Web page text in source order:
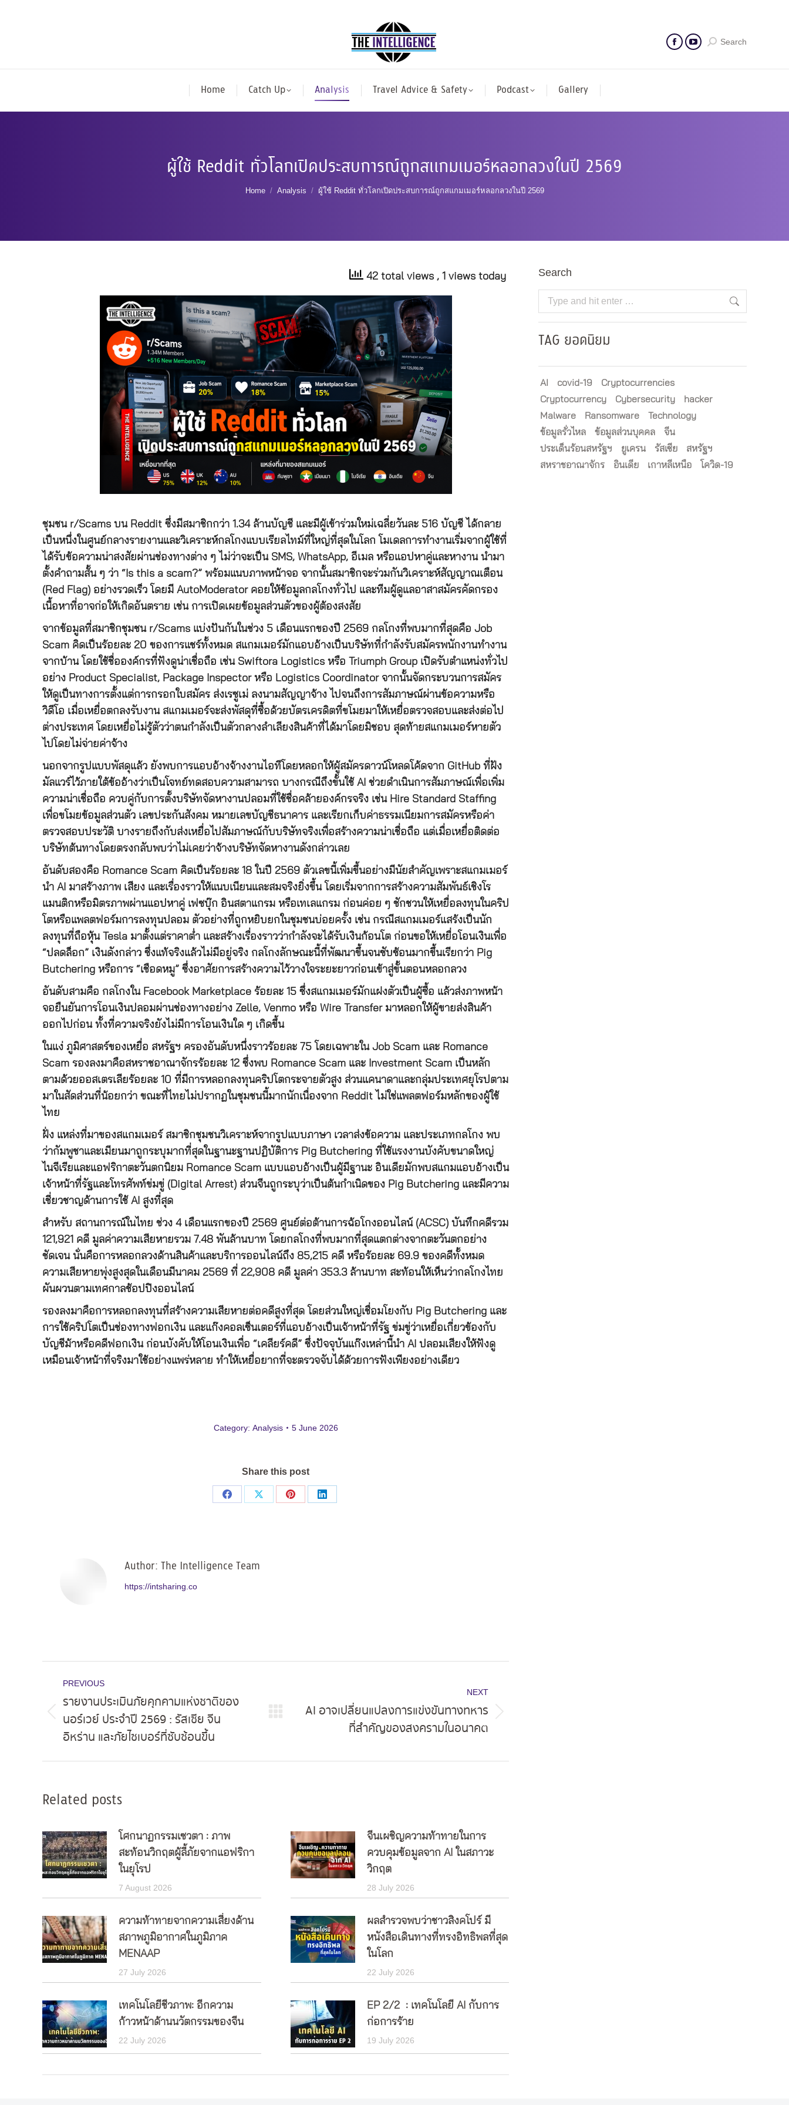
Search
Home Catch Up Analysis Travel Advice & Safety Podcast Gallery
ผู้ใช้ Reddit ทั่วโลกเปิดประสบการณ์ถูกสแกมเมอร์หลอกลวงในปี 2569
You are here:
Home Analysis ผู้ใช้ Reddit ทั่วโลกเปิดประสบการณ์ถูกสแกมเมอร์หลอกลวงในปี 2569
42 total views , 1 views today
ชุมชน r/Scams บน Reddit ซึ่งมีสมาชิกกว่า 1.34 ล้านบัญชี และมีผู้เข้าร่วมใหม่เฉลี่ยวันละ 516 บัญชี ได้กลาย
เป็นหนึ่งในศูนย์กลางรายงานและวิเคราะห์กลโกงแบบเรียลไทม์ที่ใหญ่ที่สุดในโลก โมเดลการทำงานเริ่มจากผู้ใช้ที่
ได้รับข้อความน่าสงสัยผ่านช่องทางต่าง ๆ ไม่ว่าจะเป็น SMS, WhatsApp, อีเมล หรือแอปหาคู่และหางาน นำมา
ตั้งคำถามสั้น ๆ ว่า “Is this a scam?” พร้อมแนบภาพหน้าจอ จากนั้นสมาชิกจะร่วมกันวิเคราะห์สัญญาณเตือน
(Red Flag) อย่างรวดเร็ว โดยมี AutoModerator คอยให้ข้อมูลกลโกงทั่วไป และทีมผู้ดูแลอาสาสมัครคัดกรอง
เนื้อหาที่อาจก่อให้เกิดอันตราย เช่น การเปิดเผยข้อมูลส่วนตัวของผู้ต้องสงสัย
จากข้อมูลที่สมาชิกชุมชน r/Scams แบ่งปันกันในช่วง 5 เดือนแรกของปี 2569 กลโกงที่พบมากที่สุดคือ Job
Scam คิดเป็นร้อยละ 20 ของการแชร์ทั้งหมด สแกมเมอร์มักแอบอ้างเป็นบริษัทที่กำลังรับสมัครพนักงานทำงาน
จากบ้าน โดยใช้ชื่อองค์กรที่ฟังดูน่าเชื่อถือ เช่น Swiftora Logistics หรือ Triumph Group เปิดรับตำแหน่งทั่วไป
อย่าง Product Specialist, Package Inspector หรือ Logistics Coordinator จากนั้นจัดกระบวนการสมัคร
ให้ดูเป็นทางการตั้งแต่การกรอกใบสมัคร ส่งเรซูเม่ ลงนามสัญญาจ้าง ไปจนถึงการสัมภาษณ์ผ่านข้อความหรือ
วิดีโอ เมื่อเหยื่อตกลงรับงาน สแกมเมอร์จะส่งพัสดุที่ซื้อด้วยบัตรเครดิตที่ขโมยมาให้เหยื่อตรวจสอบและส่งต่อไป
ต่างประเทศ โดยเหยื่อไม่รู้ตัวว่าตนกำลังเป็นตัวกลางลำเลียงสินค้าที่ได้มาโดยมิชอบ สุดท้ายสแกมเมอร์หายตัว
ไปโดยไม่จ่ายค่าจ้าง
นอกจากรูปแบบพัสดุแล้ว ยังพบการแอบอ้างจ้างงานไอทีโดยหลอกให้ผู้สมัครดาวน์โหลดโค้ดจาก GitHub ที่ฝัง
มัลแวร์ไว้ภายใต้ข้ออ้างว่าเป็นโจทย์ทดสอบความสามารถ บางกรณีถึงขั้นใช้ AI ช่วยดำเนินการสัมภาษณ์เพื่อเพิ่ม
ความน่าเชื่อถือ ควบคู่กับการตั้งบริษัทจัดหางานปลอมที่ใช้ชื่อคล้ายองค์กรจริง เช่น Hire Standard Staffing
เพื่อขโมยข้อมูลส่วนตัว เลขประกันสังคม หมายเลขบัญชีธนาคาร และเรียกเก็บค่าธรรมเนียมการสมัครหรือค่า
ตรวจสอบประวัติ บางรายถึงกับส่งเหยื่อไปสัมภาษณ์กับบริษัทจริงเพื่อสร้างความน่าเชื่อถือ แต่เมื่อเหยื่อติดต่อ
บริษัทต้นทางโดยตรงกลับพบว่าไม่เคยว่าจ้างบริษัทจัดหางานดังกล่าวเลย
อันดับสองคือ Romance Scam คิดเป็นร้อยละ 18 ในปี 2569 ตัวเลขนี้เพิ่มขึ้นอย่างมีนัยสำคัญเพราะสแกมเมอร์
นำ AI มาสร้างภาพ เสียง และเรื่องราวให้แนบเนียนและสมจริงยิ่งขึ้น โดยเริ่มจากการสร้างความสัมพันธ์เชิงโร
แมนติกหรือมิตรภาพผ่านแอปหาคู่ เฟซบุ๊ก อินสตาแกรม หรือเทเลแกรม ก่อนค่อย ๆ ชักชวนให้เหยื่อลงทุนในคริป
โตหรือแพลตฟอร์มการลงทุนปลอม ตัวอย่างที่ถูกหยิบยกในชุมชนบ่อยครั้ง เช่น กรณีสแกมเมอร์แสร้งเป็นนัก
ลงทุนที่ถือหุ้น Tesla มาตั้งแต่ราคาต่ำ และสร้างเรื่องราวว่ากำลังจะได้รับเงินก้อนโต ก่อนขอให้เหยื่อโอนเงินเพื่อ
“ปลดล็อก” เงินดังกล่าว ซึ่งแท้จริงแล้วไม่มีอยู่จริง กลโกงลักษณะนี้ที่พัฒนาขึ้นจนซับซ้อนมากขึ้นเรียกว่า Pig
Butchering หรือการ “เชือดหมู” ซึ่งอาศัยการสร้างความไว้วางใจระยะยาวก่อนเข้าสู่ขั้นตอนหลอกลวง
อันดับสามคือ กลโกงใน Facebook Marketplace ร้อยละ 15 ซึ่งสแกมเมอร์มักแฝงตัวเป็นผู้ซื้อ แล้วส่งภาพหน้า
จอยืนยันการโอนเงินปลอมผ่านช่องทางอย่าง Zelle, Venmo หรือ Wire Transfer มาหลอกให้ผู้ขายส่งสินค้า
ออกไปก่อน ทั้งที่ความจริงยังไม่มีการโอนเงินใด ๆ เกิดขึ้น
ในแง่ ภูมิศาสตร์ของเหยื่อ สหรัฐฯ ครองอันดับหนึ่งราวร้อยละ 75 โดยเฉพาะใน Job Scam และ Romance
Scam รองลงมาคือสหราชอาณาจักรร้อยละ 12 ซึ่งพบ Romance Scam และ Investment Scam เป็นหลัก
ตามด้วยออสเตรเลียร้อยละ 10 ที่มีการหลอกลงทุนคริปโตกระจายตัวสูง ส่วนแคนาดาและกลุ่มประเทศยุโรปตาม
มาในสัดส่วนที่น้อยกว่า ขณะที่ไทยไม่ปรากฏในชุมชนนี้มากนักเนื่องจาก Reddit ไม่ใช่แพลตฟอร์มหลักของผู้ใช้
ไทย
ฝั่ง แหล่งที่มาของสแกมเมอร์ สมาชิกชุมชนวิเคราะห์จากรูปแบบภาษา เวลาส่งข้อความ และประเภทกลโกง พบ
ว่ากัมพูชาและเมียนมาถูกระบุมากที่สุดในฐานะฐานปฏิบัติการ Pig Butchering ที่ใช้แรงงานบังคับขนาดใหญ่
ไนจีเรียและแอฟริกาตะวันตกนิยม Romance Scam แบบแอบอ้างเป็นผู้มีฐานะ อินเดียมักพบสแกมแอบอ้างเป็น
เจ้าหน้าที่รัฐและโทรศัพท์ข่มขู่ (Digital Arrest) ส่วนจีนถูกระบุว่าเป็นต้นกำเนิดของ Pig Butchering และมีความ
เชี่ยวชาญด้านการใช้ AI สูงที่สุด
สำหรับ สถานการณ์ในไทย ช่วง 4 เดือนแรกของปี 2569 ศูนย์ต่อต้านการฉ้อโกงออนไลน์ (ACSC) บันทึกคดีรวม
121,921 คดี มูลค่าความเสียหายรวม 7.48 พันล้านบาท โดยกลโกงที่พบมากที่สุดแตกต่างจากตะวันตกอย่าง
ชัดเจน นั่นคือการหลอกลวงด้านสินค้าและบริการออนไลน์ถึง 85,215 คดี หรือร้อยละ 69.9 ของคดีทั้งหมด
ความเสียหายพุ่งสูงสุดในเดือนมีนาคม 2569 ที่ 22,908 คดี มูลค่า 353.3 ล้านบาท สะท้อนให้เห็นว่ากลโกงไทย
ผันผวนตามเทศกาลช้อปปิงออนไลน์
รองลงมาคือการหลอกลงทุนที่สร้างความเสียหายต่อคดีสูงที่สุด โดยส่วนใหญ่เชื่อมโยงกับ Pig Butchering และ
การใช้คริปโตเป็นช่องทางฟอกเงิน และแก๊งคอลเซ็นเตอร์ที่แอบอ้างเป็นเจ้าหน้าที่รัฐ ข่มขู่ว่าเหยื่อเกี่ยวข้องกับ
บัญชีม้าหรือคดีฟอกเงิน ก่อนบังคับให้โอนเงินเพื่อ “เคลียร์คดี” ซึ่งปัจจุบันแก๊งเหล่านี้นำ AI ปลอมเสียงให้ฟังดู
เหมือนเจ้าหน้าที่จริงมาใช้อย่างแพร่หลาย ทำให้เหยื่อยากที่จะตรวจจับได้ด้วยการฟังเพียงอย่างเดียว
Category: Analysis 5 June 2026
Share this post
Share
Share
Share
Share
Author: The Intelligence Team
https://intsharing.co
navigation
PREVIOUS
Previous
post:
รายงานประเมินภัยคุกคามแห่งชาติของ
นอร์เวย์ ประจำปี 2569 : รัสเซีย จีน
อิหร่าน และภัยไซเบอร์ที่ซับซ้อนขึ้น
NEXT
AI อาจเปลี่ยนแปลงการแข่งขันทางทหาร
ที่สำคัญของสงครามในอนาคต
Related posts
โศกนาฏกรรมเซวตา : ภาพ
สะท้อนวิกฤตผู้ลี้ภัยจากแอฟริกา
ในยุโรป
7 August 2026
จีนเผชิญความท้าทายในการ
ควบคุมข้อมูลจาก AI ในสภาวะ
วิกฤต
28 July 2026
ความท้าทายจากความเสี่ยงด้าน
สภาพภูมิอากาศในภูมิภาค
MENAAP
27 July 2026
ผลสำรวจพบว่าชาวสิงคโปร์ มี
หนังสือเดินทางที่ทรงอิทธิพลที่สุด
ในโลก
22 July 2026
เทคโนโลยีชีวภาพ: อีกความ
ก้าวหน้าด้านนวัตกรรมของจีน
22 July 2026
EP 2/2 : เทคโนโลยี AI กับการ
ก่อการร้าย
19 July 2026
Search
Search:
TAG ยอดนิยม
AI covid-19
Cryptocurrencies
Cryptocurrency
Cybersecurity
hacker
Malware
Ransomware
Technology
ข้อมูลรั่วไหล
ข้อมูลส่วนบุคคล
จีน
ประเด็นร้อนสหรัฐฯ
ยูเครน รัสเซีย
สหรัฐฯ
สหราชอาณาจักร
อินเดีย เกาหลีเหนือ โควิด-19